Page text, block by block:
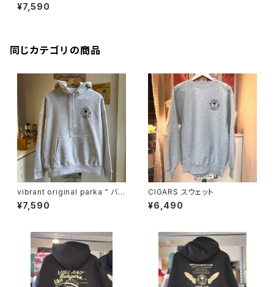
¥7,590
同じカテゴリの商品
vibrant original parka “ バー
ガー風”ロゴ
¥7,590
CIGARS スウェット
¥6,490